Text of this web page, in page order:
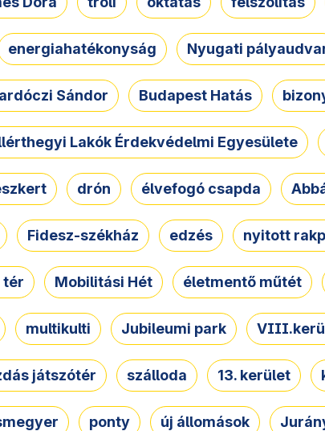
energiahatékonyság Nyugati
Sándor Budapest Hatás
Lakók Érdekvédelmi Egyesülete
drón élvefogó csapda
Fidesz-székház edzés nyitott
tér Mobilitási Hét életmentő műtét
multikulti Jubileumi park
játszótér szálloda 13. kerület
ponty új állomások